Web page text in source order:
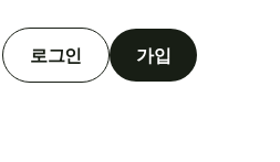
로그인 가입